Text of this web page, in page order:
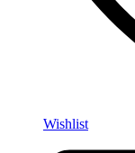
Wishlist